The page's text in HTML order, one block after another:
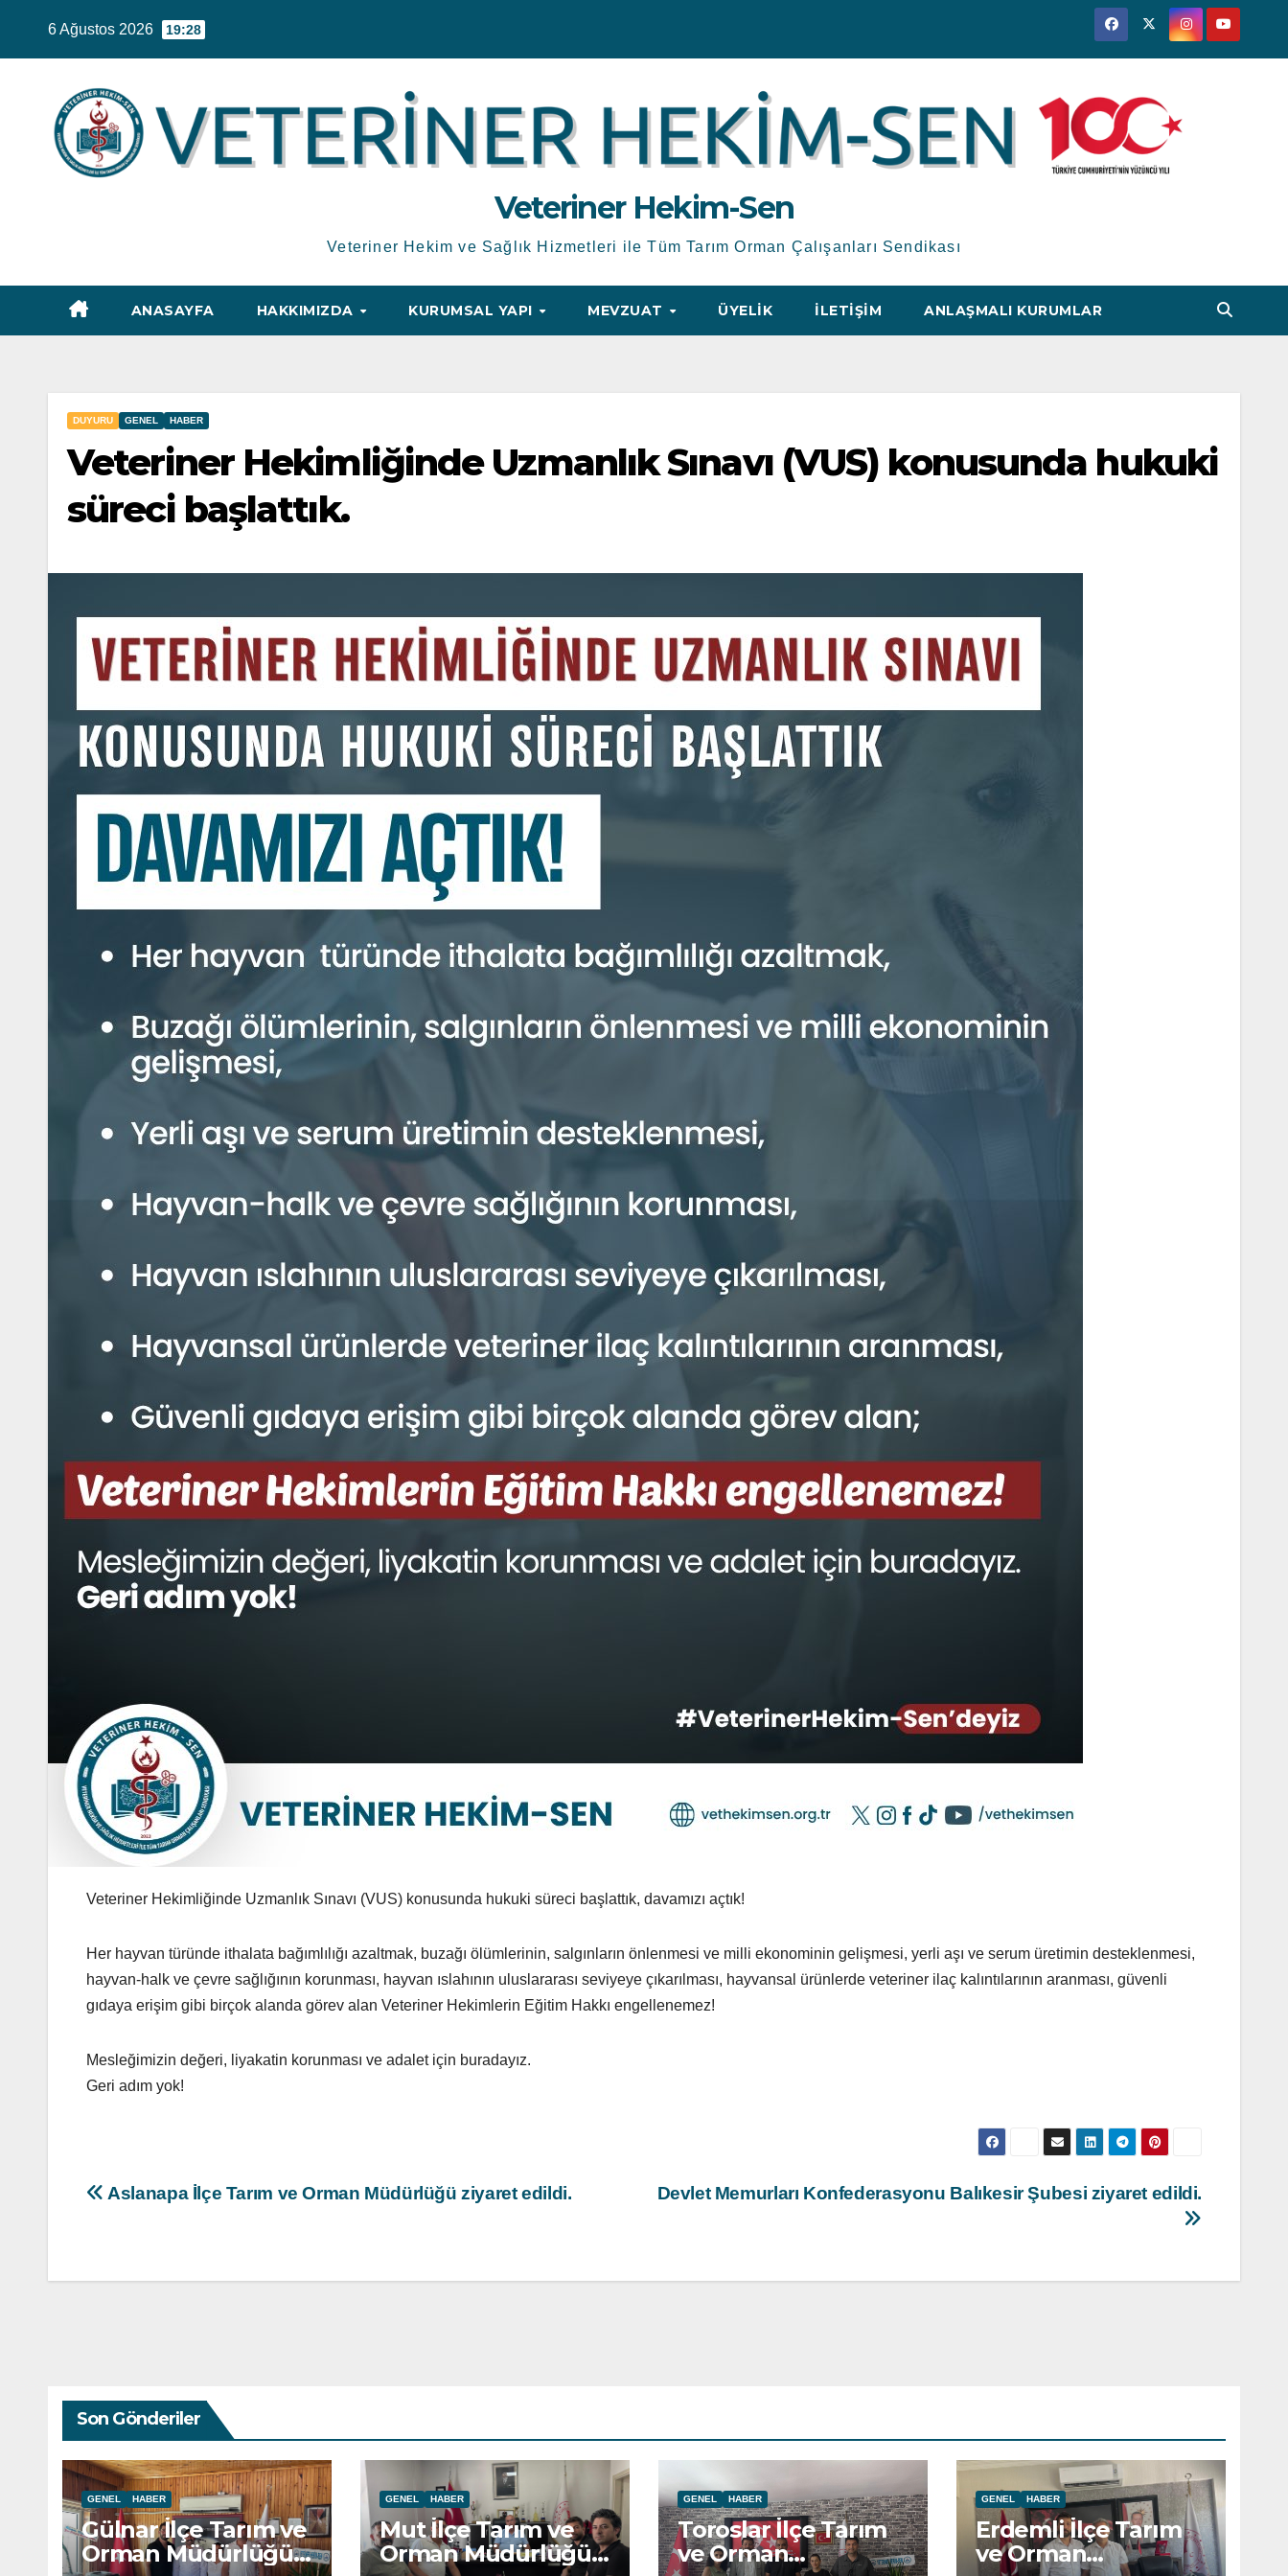
6 Ağustos 2026 19:28
Veteriner Hekim-Sen
Veteriner Hekim ve Sağlık Hizmetleri ile Tüm Tarım Orman Çalışanları Sendikası
ANASAYFA HAKKIMIZDA KURUMSAL YAPI MEVZUAT ÜYELIK İLETIŞIM ANLAŞMALI KURUMLAR
DUYURU GENEL HABER
Veteriner Hekimliğinde Uzmanlık Sınavı (VUS) konusunda hukuki
süreci başlattık.
Veteriner Hekimliğinde Uzmanlık Sınavı (VUS) konusunda hukuki süreci başlattık, davamızı açtık!
Her hayvan türünde ithalata bağımlılığı azaltmak, buzağı ölümlerinin, salgınların önlenmesi ve milli ekonominin gelişmesi, yerli aşı ve serum üretimin desteklenmesi,
hayvan-halk ve çevre sağlığının korunması, hayvan ıslahının uluslararası seviyeye çıkarılması, hayvansal ürünlerde veteriner ilaç kalıntılarının aranması, güvenli
gıdaya erişim gibi birçok alanda görev alan Veteriner Hekimlerin Eğitim Hakkı engellenemez!
Mesleğimizin değeri, liyakatin korunması ve adalet için buradayız.
Geri adım yok!
Yazı
Devlet Memurları Konfederasyonu Balıkesir Şubesi ziyaret edildi.
Aslanapa İlçe Tarım ve Orman Müdürlüğü ziyaret edildi.
Son Gönderiler
GENEL HABER
Gülnar İlçe Tarım ve
Orman Müdürlüğü
GENEL HABER
Mut İlçe Tarım ve
Orman Müdürlüğü
GENEL HABER
Toroslar İlçe Tarım
ve Orman
GENEL HABER
Erdemli İlçe Tarım
ve Orman